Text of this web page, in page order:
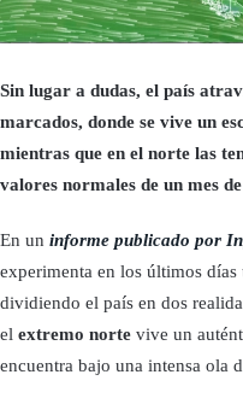
Sin lugar a dudas, el país
marcados, donde se vive un
mientras que en el norte las
valores normales de un mes
En un informe publicado por
experimenta en los últimos días
dividiendo el país en dos
el extremo norte vive un
encuentra bajo una intensa ola